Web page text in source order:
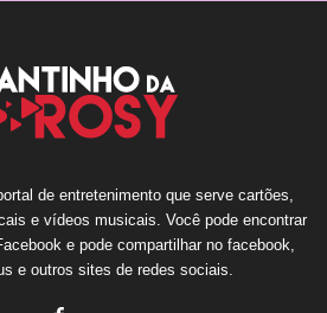
de entretenimento que serve cartões,
e vídeos musicais. Você pode encontrar
e pode compartilhar no facebook,
e outros sites de redes sociais.